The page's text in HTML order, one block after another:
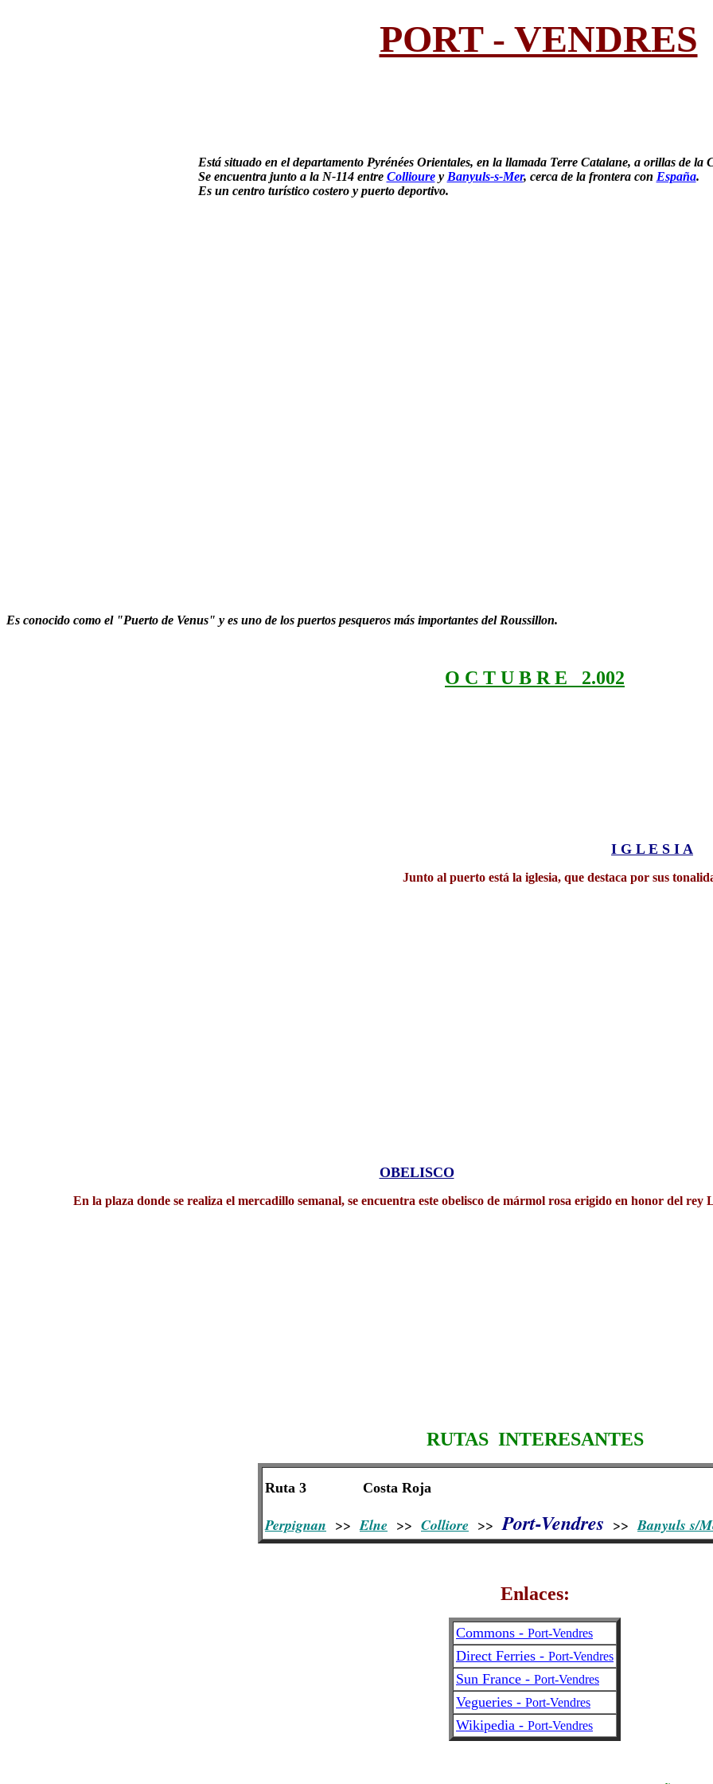
PORT - VENDRES
Está situado en el departamento Pyrénées Orientales, en la llamada Terre Catalane, a orillas de la
Se encuentra junto a la N-114 entre Colliourey Banyuls-s-Mer, cerca de la frontera con España.
Es un centro turístico costero y puerto deportivo.
Es conocido como el "Puerto de Venus" y es uno de los puertos pesqueros más importantes del Roussillon.
O C T U B R E 2.002
I G L E S I A
Junto al puerto está la iglesia, que destaca por sus
OBELISCO
En la plaza donde se realiza el mercadillo semanal, se encuentra este obelisco de mármol rosa erigido en honor del rey
RUTAS INTERESANTES
Ruta 3 Costa Roja
Perpignan >> Elne >> Colliore >> Port-Vendres >> Banyuls s/
Enlaces:
Commons - Port-Vendres
Direct Ferries - Port-Vendres
Sun France - Port-Vendres
Vegueries - Port-Vendres
Wikipedia - Port-Vendres